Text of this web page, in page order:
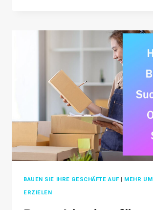
STRATEGIES
YOUR
ONLINE
BUSINESS
IN
BAUEN SIE IHRE GESCHÄFTE AUF| MEHR
ERZIELEN